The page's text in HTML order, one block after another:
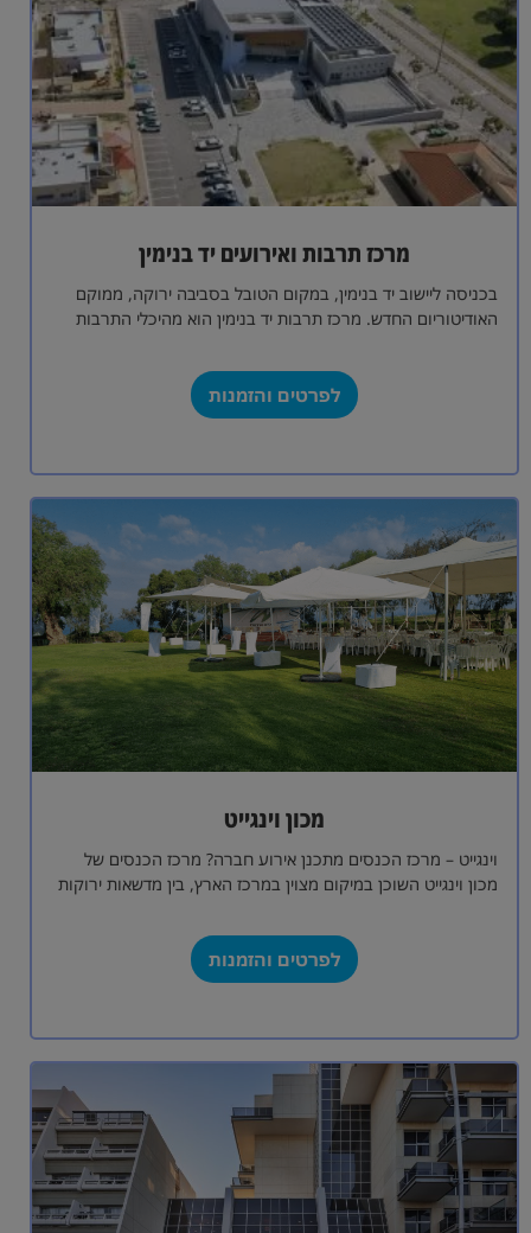
מרכז תרבות ואירועים יד בנימין
בכניסה ליישוב יד בנימין, במקום הטובל בסביבה ירוקה, ממוקם
האודיטוריום החדש. מרכז תרבות יד בנימין הוא מהיכלי התרבות
לפרטים והזמנות
מכון וינגייט
וינגייט – מרכז הכנסים מתכנן אירוע חברה? מרכז הכנסים של
מכון וינגייט השוכן במיקום מצוין במרכז הארץ, בין מדשאות ירוקות
לפרטים והזמנות